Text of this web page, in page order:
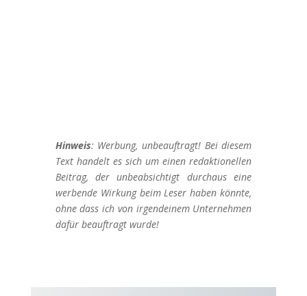
Hinweis: Werbung, unbeauftragt! Bei diesem
Text handelt es sich um einen redaktionellen
Beitrag, der unbeabsichtigt durchaus eine
werbende Wirkung beim Leser haben könnte,
ohne dass ich von irgendeinem Unternehmen
dafür beauftragt wurde!